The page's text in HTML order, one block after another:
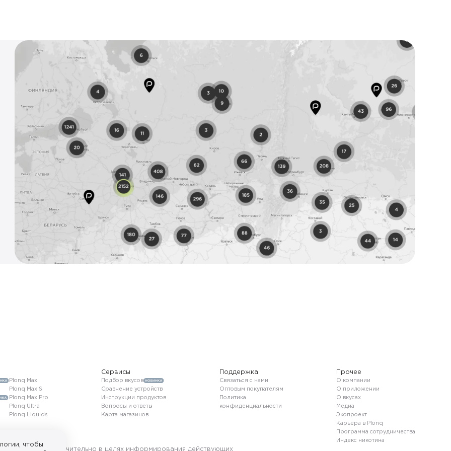
чтобы
Plonq Max
Plonq Max S
Plonq Max Pro
Plonq Ultra
Plonq Liquids
Сервисы
Подбор вкусов
Сравнение устройств
Инструкции продуктов
Вопросы и ответы
Карта магазинов
Поддержка
Связаться с нами
Оптовым покупателям
Политика
конфиденциальности
Прочее
О компании
О приложении
О вкусах
Медиа
Экопроект
Карьера в Plonq
Программа сотрудничества
Индекс никотина
исключительно в целях информирования действующих